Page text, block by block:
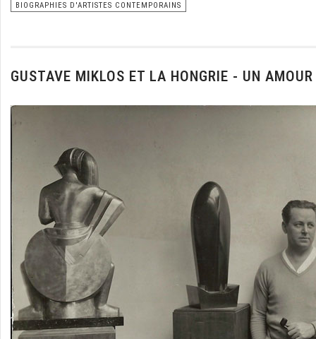
BIOGRAPHIES D'ARTISTES CONTEMPORAINS
GUSTAVE MIKLOS ET LA HONGRIE - UN